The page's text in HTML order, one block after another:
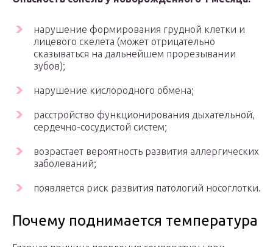
нарушение формирования грудной клетки и
лицевого скелета (может отрицательно
сказываться на дальнейшем прорезывании
зубов);
нарушение кислородного обмена;
расстройство функционирования дыхательной,
сердечно-сосудистой систем;
возрастает вероятность развития аллергических
заболеваний;
появляется риск развития патологий носоглотки.
Почему поднимается температура